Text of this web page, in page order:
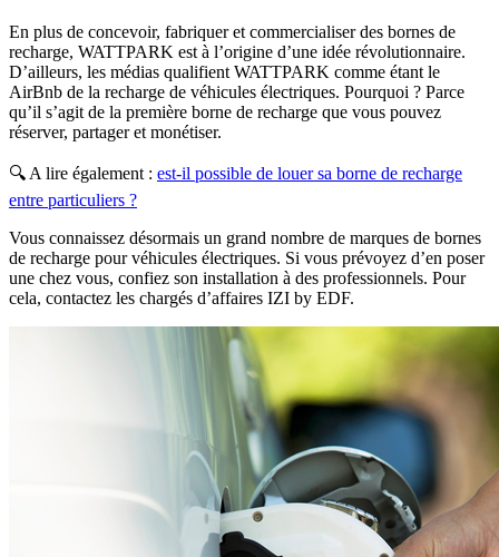
En plus de concevoir, fabriquer et commercialiser des bornes de
recharge, WATTPARK est à l’origine d’une idée révolutionnaire.
D’ailleurs, les médias qualifient WATTPARK comme étant le
AirBnb de la recharge de véhicules électriques. Pourquoi ? Parce
qu’il s’agit de la première borne de recharge que vous pouvez
réserver, partager et monétiser.
🔍 A lire également : est-il possible de louer sa borne de recharge
entre particuliers ?
Vous connaissez désormais un grand nombre de marques de bornes
de recharge pour véhicules électriques. Si vous prévoyez d’en poser
une chez vous, confiez son installation à des professionnels. Pour
cela, contactez les chargés d’affaires IZI by EDF.